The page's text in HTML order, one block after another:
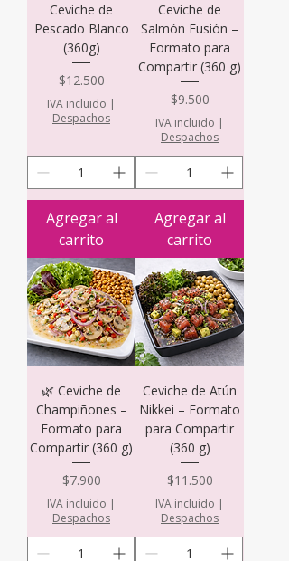
Ceviche de
Pescado Blanco
(360g)
Precio
$12.500
IVA incluido |
Despachos
Agregar al
carrito
Ceviche de
Salmón Fusión –
Formato para
Compartir (360 g)
Precio
$9.500
IVA incluido |
Despachos
Agregar al
carrito
🌿 Ceviche de
Champiñones –
Formato para
Compartir (360 g)
Precio
$7.900
IVA incluido |
Despachos
Ceviche de Atún
Nikkei – Formato
para Compartir
(360 g)
Precio
$11.500
IVA incluido |
Despachos